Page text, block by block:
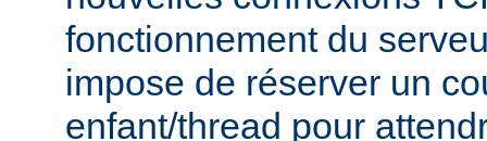
fonctionnement du
impose de réserver un
enfant/thread pour